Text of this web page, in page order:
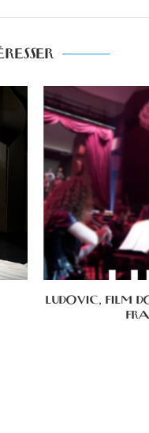
LUDOVIC, FILM